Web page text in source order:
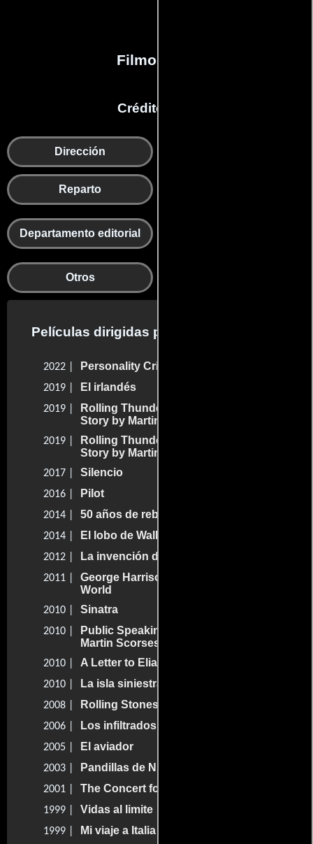
Filmografía
Créditos en:
Dirección
Reparto
Departamento editorial
Otros
Películas dirigidas por Martin Scorsese
2022 | Personality Crisis: One Night Only
2019 | El irlandés
2019 |
Rolling Thunder Revue: A Bob Dylan
Story by Martin Scorsese
2019 |
Rolling Thunder Revue: A Bob Dylan
Story by Martin Scorsese
2017 | Silencio
2016 | Pilot
2014 | 50 años de rebeldía
2014 | El lobo de Wall Street
2012 | La invención de Hugo Cabret
2011 |
George Harrison: Living in the Material
World
2010 | Sinatra
2010 |
Public Speaking. Fran Lebowitz por
Martin Scorsese
2010 | A Letter to Elia
2010 | La isla siniestra
2008 | Rolling Stones: Shine a Light
2006 | Los infiltrados
2005 | El aviador
2003 | Pandillas de Nueva York
2001 | The Concert for New York City
1999 | Vidas al limite
1999 | Mi viaje a Italia